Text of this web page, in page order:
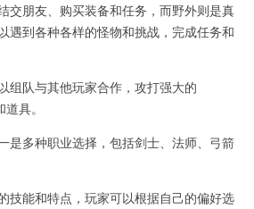
朋友、购买装备和任务，而野外则是真
遇到各种各样的怪物和挑战，完成任务和
队与其他玩家合作，攻打强大的
具。
多种职业选择，包括剑士、法师、弓箭
能和特点，玩家可以根据自己的偏好选